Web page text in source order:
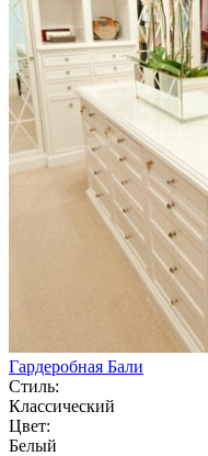
Гардеробная Бали
Стиль:
Классический
Цвет:
Белый